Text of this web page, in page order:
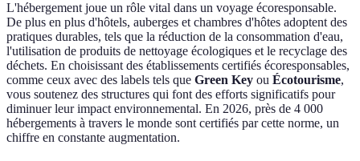
L'hébergement joue un rôle vital dans un voyage écoresponsable.
De plus en plus d'hôtels, auberges et chambres d'hôtes adoptent des
pratiques durables, tels que la réduction de la consommation d'eau,
l'utilisation de produits de nettoyage écologiques et le recyclage des
déchets. En choisissant des établissements certifiés écoresponsables,
comme ceux avec des labels tels que Green Key ou Écotourisme,
vous soutenez des structures qui font des efforts significatifs pour
diminuer leur impact environnemental. En 2026, près de 4 000
hébergements à travers le monde sont certifiés par cette norme, un
chiffre en constante augmentation.